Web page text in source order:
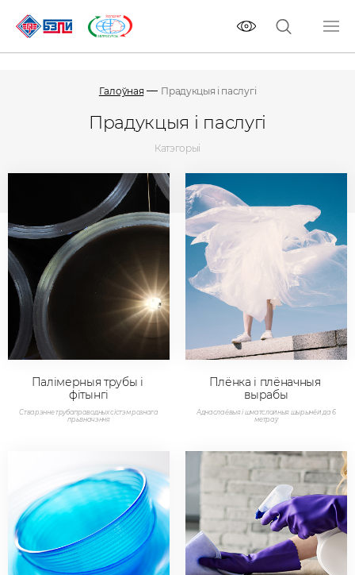
Галоўная Прадукцыя і паслугі
Прадукцыя і паслугі
Катэгорыі
Палімерныя трубы і
фітынгі
Стварэнне трубаправодных сістэм рознага
прызначэння
Плёнка і плёначныя
вырабы
Аднаслаёвыя і шматслойныя шырынёй да 6
метраў